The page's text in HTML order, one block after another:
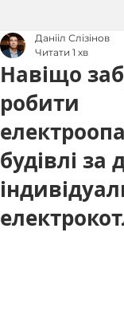
Навіщо
робити
будівлі
Данііл Слізінов
Читати 1 хв